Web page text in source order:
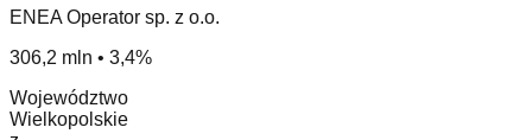
ENEA Operator sp. z o.o.
306,2 mln • 3,4%
Województwo
Wielkopolskie